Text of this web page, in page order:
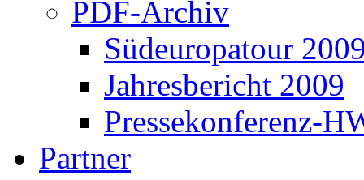
PDF-Archiv
Südeuropatour
Jahresbericht 2009
Pressekonferenz-
Partner